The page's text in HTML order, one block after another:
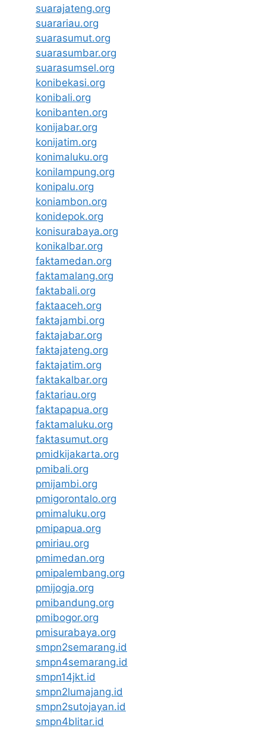
suarajateng.org
suarariau.org
suarasumut.org
suarasumbar.org
suarasumsel.org
konibekasi.org
konibali.org
konibanten.org
konijabar.org
konijatim.org
konimaluku.org
konilampung.org
konipalu.org
koniambon.org
konidepok.org
konisurabaya.org
konikalbar.org
faktamedan.org
faktamalang.org
faktabali.org
faktaaceh.org
faktajambi.org
faktajabar.org
faktajateng.org
faktajatim.org
faktakalbar.org
faktariau.org
faktapapua.org
faktamaluku.org
faktasumut.org
pmidkijakarta.org
pmibali.org
pmijambi.org
pmigorontalo.org
pmimaluku.org
pmipapua.org
pmiriau.org
pmimedan.org
pmipalembang.org
pmijogja.org
pmibandung.org
pmibogor.org
pmisurabaya.org
smpn2semarang.id
smpn4semarang.id
smpn14jkt.id
smpn2lumajang.id
smpn2sutojayan.id
smpn4blitar.id